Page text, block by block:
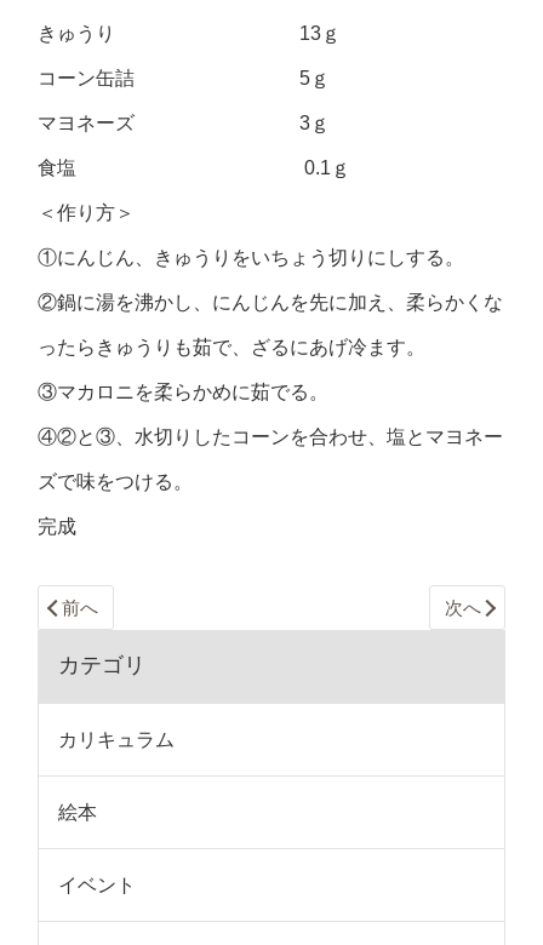
きゅうり 13ｇ
コーン缶詰 5ｇ
マヨネーズ 3ｇ
食塩 0.1ｇ
＜作り方＞
①にんじん、きゅうりをいちょう切りにしする。
②鍋に湯を沸かし、にんじんを先に加え、柔らかくな
ったらきゅうりも茹で、ざるにあげ冷ます。
③マカロニを柔らかめに茹でる。
④②と③、水切りしたコーンを合わせ、塩とマヨネー
ズで味をつける。
完成
前へ 次へ
カテゴリ
カリキュラム
絵本
イベント